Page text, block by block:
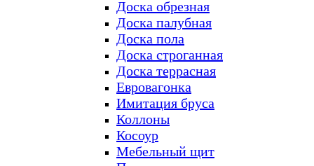
Доска обрезная
Доска палубная
Доска пола
Доска строганная
Доска террасная
Евровагонка
Имитация бруса
Коллоны
Косоур
Мебельный щит